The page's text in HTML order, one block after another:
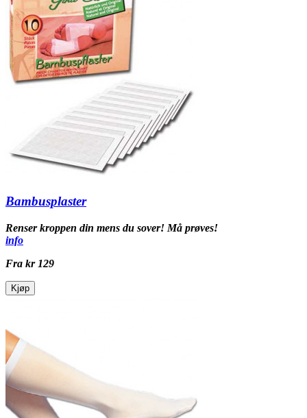
Bambusplaster
Renser kroppen din mens du sover! Må prøves!
info
Fra kr 129
Kjøp